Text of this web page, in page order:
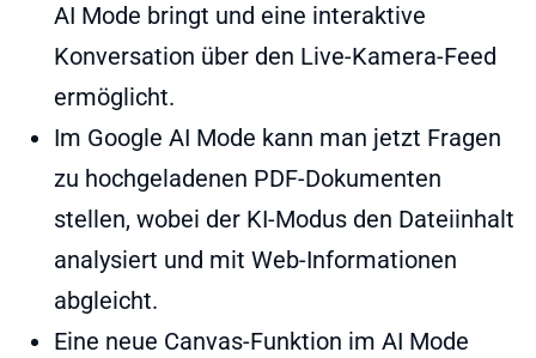
AI Mode bringt und eine interaktive
Konversation über den Live-Kamera-Feed
ermöglicht.
Im Google AI Mode kann man jetzt Fragen
zu hochgeladenen PDF-Dokumenten
stellen, wobei der KI-Modus den Dateiinhalt
analysiert und mit Web-Informationen
abgleicht.
Eine neue Canvas-Funktion im AI Mode